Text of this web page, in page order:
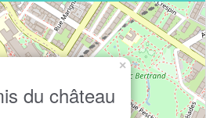
du château
×